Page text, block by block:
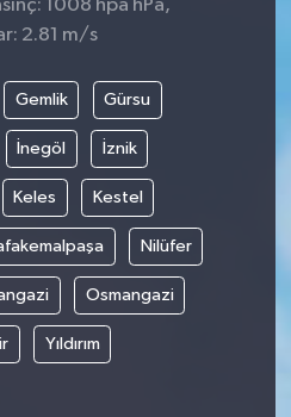
1008 hpa hPa,
2.81 m/s
Gemlik Gürsu
İnegöl İznik
Keles Kestel
Nilüfer
Osmangazi
Yıldırım